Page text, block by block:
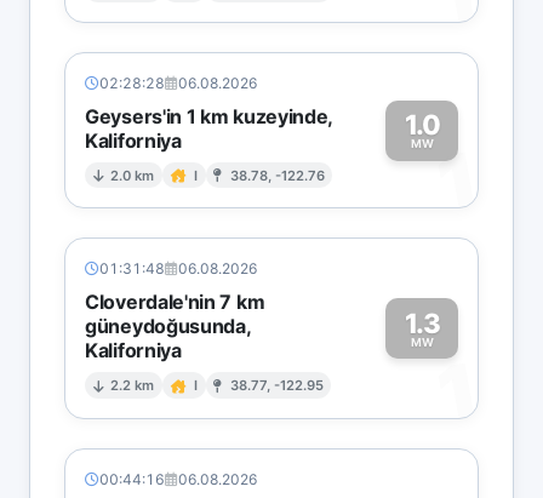
02:28:28 06.08.2026
Geysers'in 1 km kuzeyinde,
Kaliforniya
2.0 km I 38.78, -122.76
1.0
MW1
01:31:48 06.08.2026
Cloverdale'nin 7 km
güneydoğusunda,
Kaliforniya
2.2 km I 38.77, -122.95
1.3
MW
1
00:44:16 06.08.2026